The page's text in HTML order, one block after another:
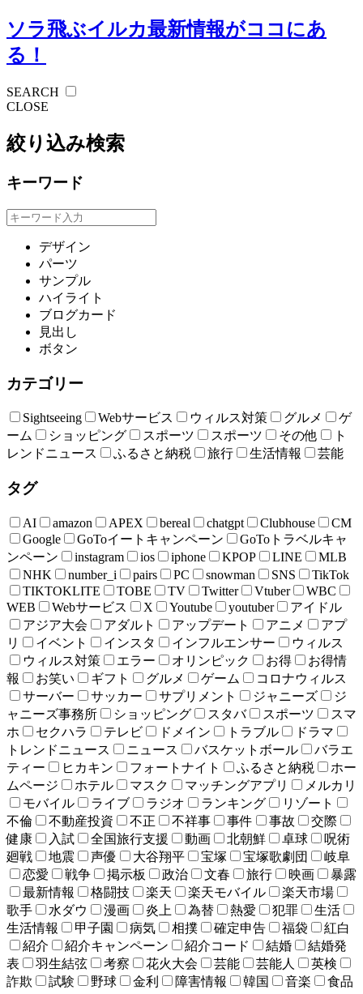
ソラ飛ぶイルカ最新情報がココにあ
る！
SEARCH
CLOSE
絞り込み検索
キーワード
デザイン
パーツ
サンプル
ハイライト
ブログカード
見出し
ボタン
カテゴリー
Sightseeing Webサービス ウィルス対策 グルメ
ゲ
ーム
ショッピング スポーツ スポーツ その他
ト
レンドニュース
ふるさと納税 旅行 生活情報 芸能
タグ
AI amazon APEX bereal chatgpt Clubhouse
CM
Google
GoToイートキャンペーン
GoToトラベルキャ
ンペーン
instagram ios iphone KPOP LINE
MLB
NHK
number_i pairs PC snowman SNS
TikTok
TIKTOKLITE
TOBE TV Twitter Vtuber
WBC
WEB
Webサービス X Youtube youtuber
アイドル
アジア大会
アダルト アップデート アニメ
アプ
リ
イベント インスタ インフルエンサー
ウィルス
ウィルス対策
エラー オリンピック お得
お得情
報
お笑い ギフト グルメ ゲーム
コロナウィルス
サーバー
サッカー サプリメント ジャニーズ
ジ
ャニーズ事務所
ショッピング スタバ スポーツ
スマ
ホ
セクハラ テレビ ドメイン トラブル
ドラマ
トレンドニュース
ニュース バスケットボール
バラエ
ティー
ヒカキン フォートナイト ふるさと納税
ホー
ムページ
ホテル マスク マッチングアプリ
メルカリ
モバイル
ライブ ラジオ ランキング
リゾート
不倫
不動産投資 不正 不祥事 事件 事故
交際
健康
入試 全国旅行支援 動画 北朝鮮 卓球
呪術
廻戦
地震 声優 大谷翔平 宝塚 宝塚歌劇団
岐阜
恋愛
戦争 掲示板 政治 文春 旅行 映画
暴露
最新情報
格闘技 楽天 楽天モバイル
楽天市場
歌手
水ダウ 漫画 炎上 為替 熱愛 犯罪
生活
生活情報
甲子園 病気 相撲 確定申告 福袋
紅白
紹介
紹介キャンペーン 紹介コード 結婚
結婚発
表
羽生結弦 考察 花火大会 芸能 芸能人
英検
詐欺
試験 野球 金利 障害情報 韓国 音楽
食品